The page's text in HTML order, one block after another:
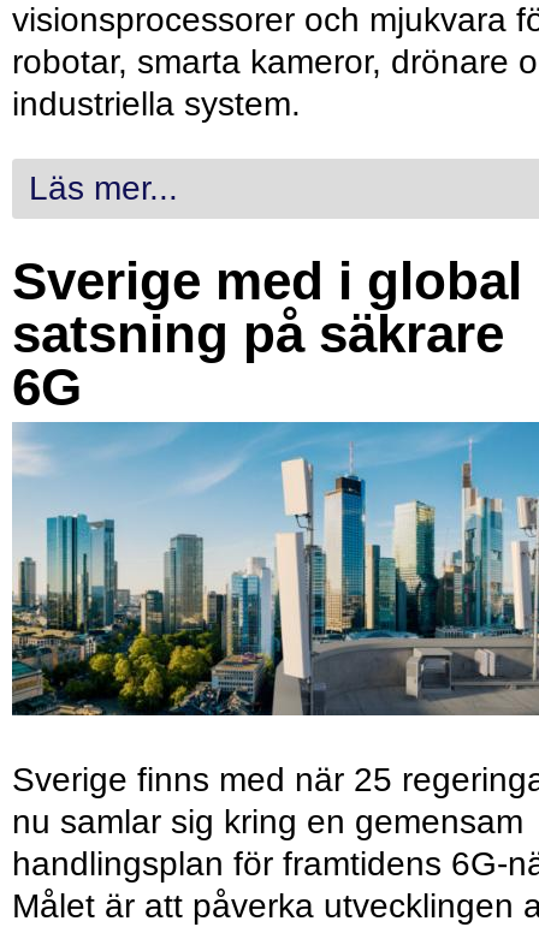
visionsprocessorer och mjukvara
robotar, smarta kameror, drönare
industriella system.
Läs mer...
Sverige med i global
satsning på säkrare
6G
Sverige finns med när 25
nu samlar sig kring en gemensam
handlingsplan för framtidens 6G-
Målet är att påverka utvecklingen